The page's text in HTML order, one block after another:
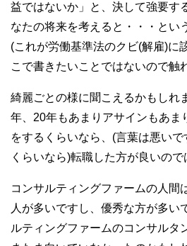
益ではないか」と、決して強要す
なたの将来を考えると・・・とい
(これが労働基準法のクビ(解雇)に
こで書きたいことではないので触
綺麗ごとの様に聞こえるかもしれ
年、20年もあまりアサインもあま
をするくらいなら、(言葉は悪い
くらいなら)転職した方が良いので
コンサルティングファームの人間
人が多いですし、優秀な方が多い
ルティングファームのコンサルタ